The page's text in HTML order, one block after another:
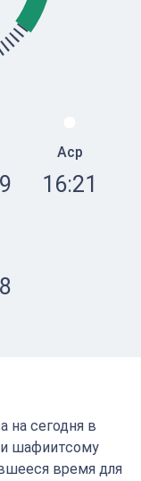
Аср
16:21
на сегодня в
шафиитсому
время для